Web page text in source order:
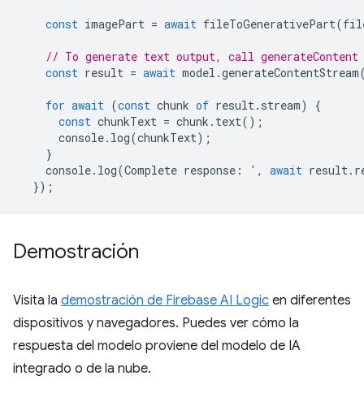
const imagePart = await fileToGenerativePart(
// To generate text output, call
const result = await model .generateContentStream
for await (const chunk of result. stream)
{
const chunkText = chunk . text();
console. log(chunkText);
}
console. log(Complete response : ' , await result.
});
Demostración
Visita la demostración de Firebase AI Logic en diferentes
dispositivos y navegadores. Puedes ver cómo la
respuesta del modelo proviene del modelo de IA
integrado o de la nube.